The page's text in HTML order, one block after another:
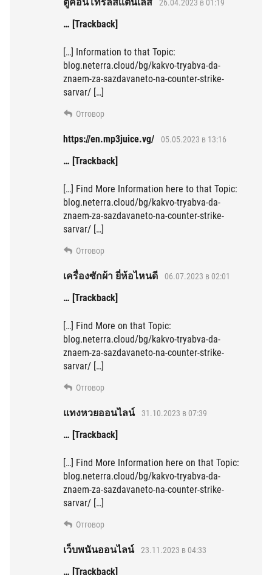
ตู้คอนโทรลสเเตนเลส 26.04.2023 в 01:19
… [Trackback]
[…] Information to that Topic:
blog.neterra.cloud/bg/kakvo-tryabva-da-
znaem-za-sazdavaneto-na-counter-strike-
sarvar/ […]
Отговор
https://en.mp3juice.vg/ 05.05.2023 в 13:16
… [Trackback]
[…] Find More Information here to that Topic:
blog.neterra.cloud/bg/kakvo-tryabva-da-
znaem-za-sazdavaneto-na-counter-strike-
sarvar/ […]
Отговор
เครื่องซักผ้า ยี่ห้อไหนดี 06.07.2023 в 02:01
… [Trackback]
[…] Find More on that Topic:
blog.neterra.cloud/bg/kakvo-tryabva-da-
znaem-za-sazdavaneto-na-counter-strike-
sarvar/ […]
Отговор
แทงหวยออนไลน์ 31.10.2023 в 07:39
… [Trackback]
[…] Find More Information here on that Topic:
blog.neterra.cloud/bg/kakvo-tryabva-da-
znaem-za-sazdavaneto-na-counter-strike-
sarvar/ […]
Отговор
เว็บพนันออนไลน์ 23.11.2023 в 04:33
… [Trackback]